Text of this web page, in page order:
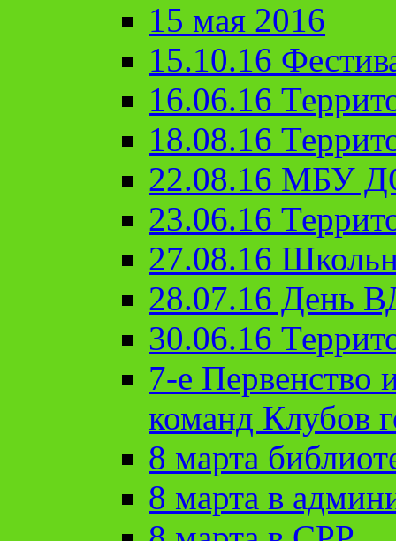
15 мая 2016
15.10.16
16.06.16
18.08.16
22.08.16 МБУ
23.06.16
27.08.16
28.07.16 День
30.06.16
7-е Первенство
команд Клубов
8 марта
8 марта в